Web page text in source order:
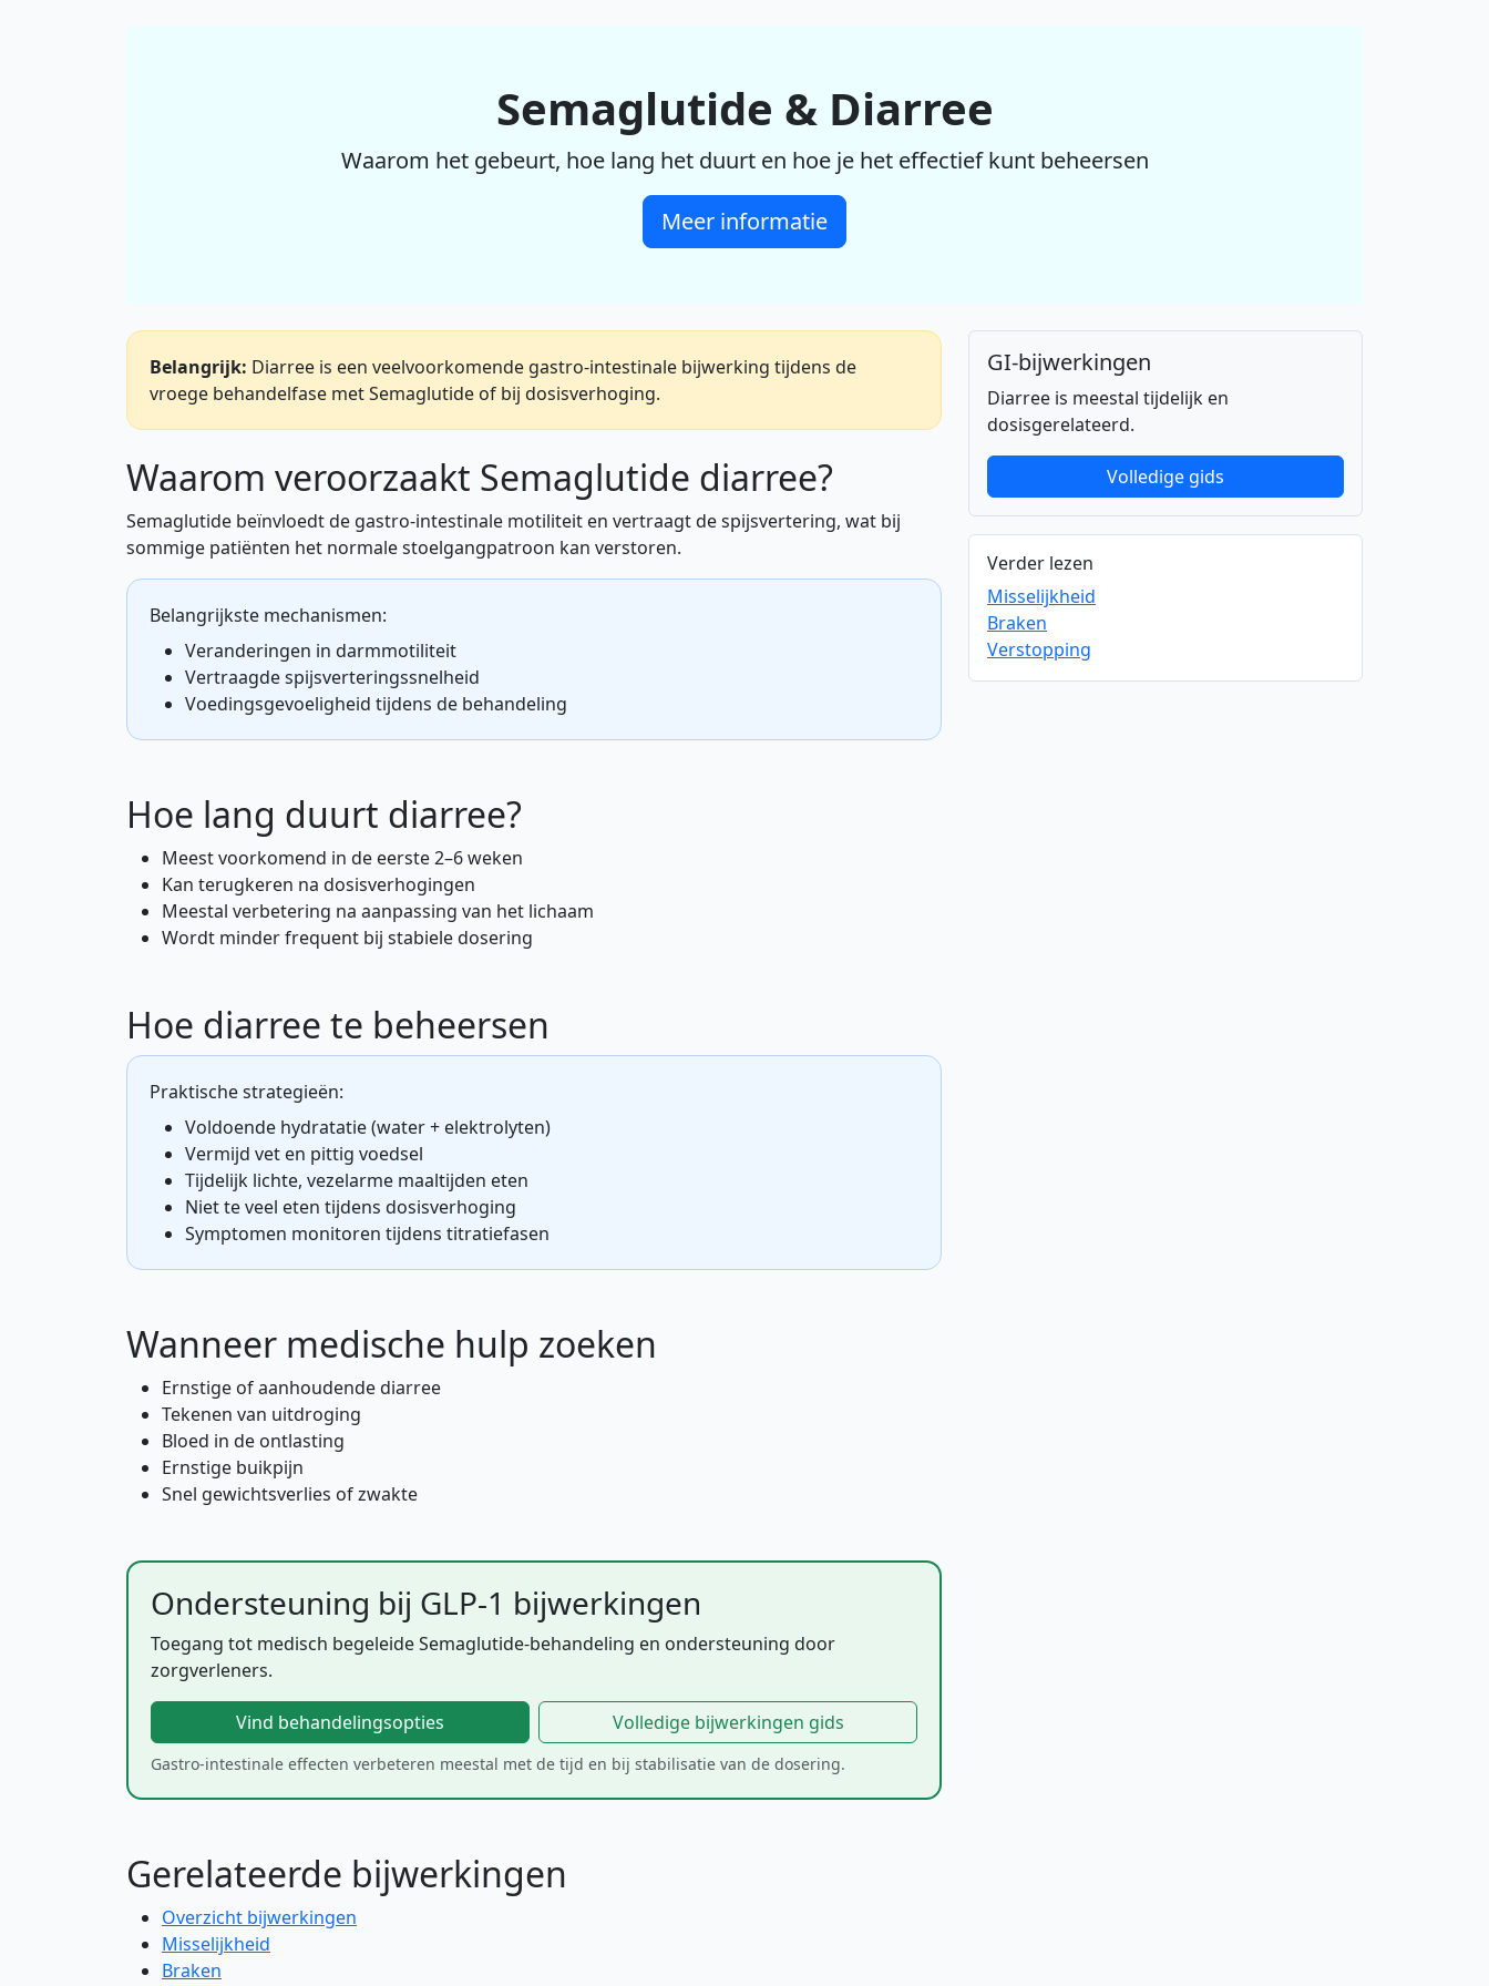
Semaglutide & Diarree
Waarom het gebeurt, hoe lang het duurt en hoe je het effectief kunt beheersen
Meer informatie
Belangrijk: Diarree is een veelvoorkomende gastro-intestinale bijwerking tijdens de
vroege behandelfase met Semaglutide of bij dosisverhoging.
Waarom veroorzaakt Semaglutide diarree?
Semaglutide beïnvloedt de gastro-intestinale motiliteit en vertraagt de spijsvertering, wat bij
sommige patiënten het normale stoelgangpatroon kan verstoren.
Belangrijkste mechanismen:
Veranderingen in darmmotiliteit
Vertraagde spijsverteringssnelheid
Voedingsgevoeligheid tijdens de behandeling
Hoe lang duurt diarree?
Meest voorkomend in de eerste 2–6 weken
Kan terugkeren na dosisverhogingen
Meestal verbetering na aanpassing van het lichaam
Wordt minder frequent bij stabiele dosering
Hoe diarree te beheersen
Praktische strategieën:
Voldoende hydratatie (water + elektrolyten)
Vermijd vet en pittig voedsel
Tijdelijk lichte, vezelarme maaltijden eten
Niet te veel eten tijdens dosisverhoging
Symptomen monitoren tijdens titratiefasen
Wanneer medische hulp zoeken
Ernstige of aanhoudende diarree
Tekenen van uitdroging
Bloed in de ontlasting
Ernstige buikpijn
Snel gewichtsverlies of zwakte
Ondersteuning bij GLP-1 bijwerkingen
Toegang tot medisch begeleide Semaglutide-behandeling en ondersteuning door
zorgverleners.
Vind behandelingsopties Volledige bijwerkingen gids
Gastro-intestinale effecten verbeteren meestal met de tijd en bij stabilisatie van de dosering.
Gerelateerde bijwerkingen
Overzicht bijwerkingen
Misselijkheid
Braken
GI-bijwerkingen
Diarree is meestal tijdelijk en
dosisgerelateerd.
Volledige gids
Verder lezen
Misselijkheid
Braken
Verstopping